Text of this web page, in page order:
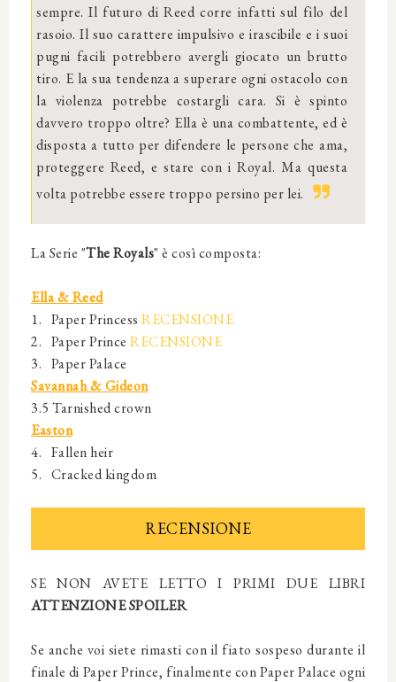
sempre. Il futuro di Reed corre infatti sul filo del
rasoio. Il suo carattere impulsivo e irascibile e i suoi
pugni facili potrebbero avergli giocato un brutto
tiro. E la sua tendenza a superare ogni ostacolo con
la violenza potrebbe costargli cara. Si è spinto
davvero troppo oltre? Ella è una combattente, ed è
disposta a tutto per difendere le persone che ama,
proteggere Reed, e stare con i Royal. Ma questa
volta potrebbe essere troppo persino per lei.
La Serie "The Royals" è così composta:
Ella & Reed
1. Paper Princess RECENSIONE
2. Paper Prince RECENSIONE
3. Paper Palace
Savannah & Gideon
3.5 Tarnished crown
Easton
4. Fallen heir
5. Cracked kingdom
RECENSIONE
SE NON AVETE LETTO I PRIMI DUE LIBRI
ATTENZIONE SPOILER
Se anche voi siete rimasti con il fiato sospeso durante il
finale di Paper Prince, finalmente con Paper Palace ogni